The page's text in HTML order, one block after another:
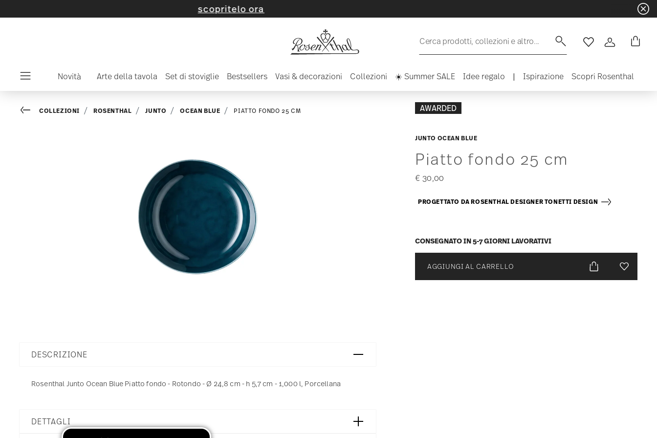
scopritelo ora
Cerca prodotti, collezioni e altro... Lista desideri
Accedi
Novità Arte della tavola Set di stoviglie Bestsellers Vasi & decorazioni Collezioni ☀️ Summer SALE Idee regalo | Ispirazione Scopri Rosenthal
AWARDED
JUNTO OCEAN BLUE
Piatto fondo 25 cm
€ 30,00
PROGETTATO DA ROSENTHAL DESIGNER TONETTI DESIGN
CONSEGNATO IN 5-7 GIORNI LAVORATIVI
AGGIUNGI AL CARRELLO Lista
Go backCOLLEZIONI ROSENTHAL JUNTO OCEAN BLUE PIATTO FONDO 25 CM
DESCRIZIONE
Rosenthal Junto Ocean Blue Piatto fondo - Rotondo - Ø 24,8 cm - h 5,7 cm - 1,000 l, Porcellana
DETTAGLI